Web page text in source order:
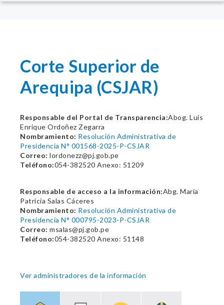
Corte Superior de
Arequipa (CSJAR)
Responsable del Portal de Transparencia:Abog. Luis
Enrique Ordoñez Zegarra
Nombramiento: Resolución Administrativa de
Presidencia N° 001568-2025-P-CSJAR
Correo: lordonezz@pj.gob.pe
Teléfono:054-382520 Anexo: 51209
Responsable de acceso a la información:Abg. María
Patricia Salas Cáceres
Nombramiento: Resolución Administrativa de
Presidencia N° 000795-2023-P-CSJAR
Correo: msalas@pj.gob.pe
Teléfono:054-382520 Anexo: 51148
Ver administradores de la información